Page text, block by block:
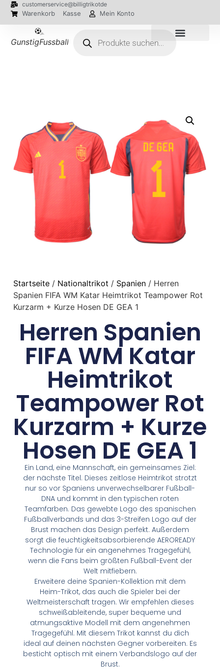
customerservice@billigtrikotde
Warenkorb Kasse Mein Konto
GunstigFussballTrikot
Startseite/ Nationaltrikot / Spanien/ Herren
Spanien FIFA WM Katar Heimtrikot Teampower Rot
Kurzarm + Kurze Hosen DE GEA 1
Herren Spanien
FIFA WM Katar
Heimtrikot
Teampower Rot
Kurzarm + Kurze
Hosen DE GEA 1
Ein Land, eine Mannschaft, ein gemeinsames Ziel:
der nächste Titel. Dieses zeitlose Heimtrikot strotzt
nur so vor Spaniens unverwechselbarer Fußball-
DNA und kommt in den typischen roten
Teamfarben. Das gewebte Logo des spanischen
Fußballverbands und das 3-Streifen Logo auf der
Brust machen das Design perfekt. Außerdem
sorgt die feuchtigkeitsabsorbierende AEROREADY
Technologie für ein angenehmes Tragegefühl,
wenn die Fans beim größten Fußball-Event der
Welt mitfiebern.
Erweitere deine Spanien-Kollektion mit dem
Heim-Trikot, das auch die Spieler bei der
Weltmeisterschaft tragen. Wir empfehlen dieses
schweißableitende, super bequeme und
atmungsaktive Modell mit dem angenehmen
Tragegefühl. Mit diesem Trikot kannst du dich
ideal auf deinen nächsten Gegner vorbereiten. Es
besticht optisch mit einem Verbandslogo auf der
Brust.